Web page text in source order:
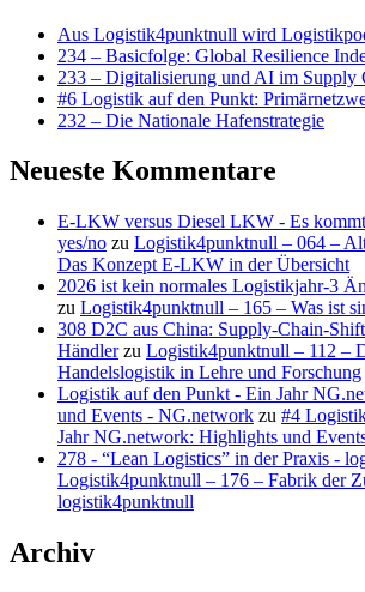
Aus Logistik4punktnull wird
234 – Basicfolge: Global Resilience
233 – Digitalisierung und AI im Supply
#6 Logistik auf den Punkt:
232 – Die Nationale Hafenstrategie
Neueste Kommentare
E-LKW versus Diesel LKW - Es
yes/no zu Logistik4punktnull – 064 –
Das Konzept E-LKW in der Übersicht
2026 ist kein normales Logistikjahr-3
zu Logistik4punktnull – 165 – Was ist
308 D2C aus China: Supply-Chain-
Händlerzu Logistik4punktnull – 112 –
Handelslogistik in Lehre und Forschung
Logistik auf den Punkt - Ein Jahr
und Events - NG.network zu #4
Jahr NG.network: Highlights und
278 - “Lean Logistics” in der Praxis -
Logistik4punktnull – 176 – Fabrik der
logistik4punktnull
Archiv